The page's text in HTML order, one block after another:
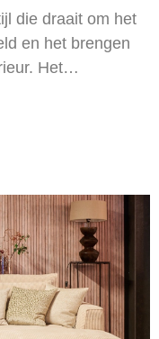
die draait om het
en het brengen
Het…